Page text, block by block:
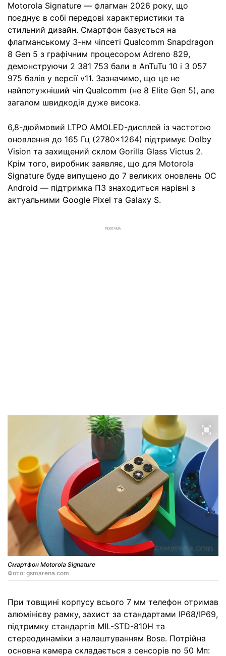
Motorola Signature — флагман 2026 року, що
поєднує в собі передові характеристики та
стильний дизайн. Смартфон базується на
флагманському 3-нм чіпсеті Qualcomm Snapdragon
8 Gen 5 з графічним процесором Adreno 829,
демонструючи 2 381 753 бали в AnTuTu 10 і 3 057
975 балів у версії v11. Зазначимо, що це не
найпотужніший чіп Qualcomm (не 8 Elite Gen 5), але
загалом швидкодія дуже висока.
6,8-дюймовий LTPO AMOLED-дисплей із частотою
оновлення до 165 Гц (2780×1264) підтримує Dolby
Vision та захищений склом Gorilla Glass Victus 2.
Крім того, виробник заявляє, що для Motorola
Signature буде випущено до 7 великих оновлень ОС
Android — підтримка ПЗ знаходиться нарівні з
актуальними Google Pixel та Galaxy S.
РЕКЛАМА
Смартфон Motorola Signature
Фото: gsmarena.com
При товщині корпусу всього 7 мм телефон отримав
алюмінієву рамку, захист за стандартами IP68/IP69,
підтримку стандартів MIL-STD-810H та
стереодинаміки з налаштуванням Bose. Потрійна
основна камера складається з сенсорів по 50 Мп: